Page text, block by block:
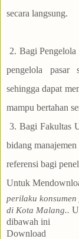
secara langsung.
2. Bagi
pengelola pasar
sehingga dapat
mampu bertahan
3. Bagi Fakultas
bidang
referensi bagi
Untuk
perilaku
di Kota Malang..
dibawah ini
Download